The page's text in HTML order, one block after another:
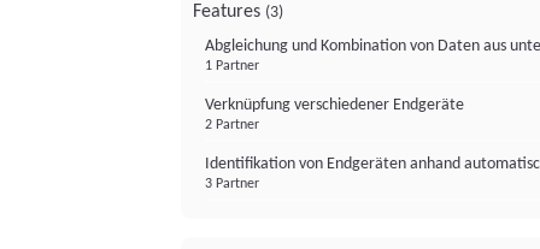
Features (3)
Abgleichung und Kombination von Daten aus
1 Partner
Verknüpfung verschiedener Endgeräte
2 Partner
Identifikation von Endgeräten anhand
3 Partner